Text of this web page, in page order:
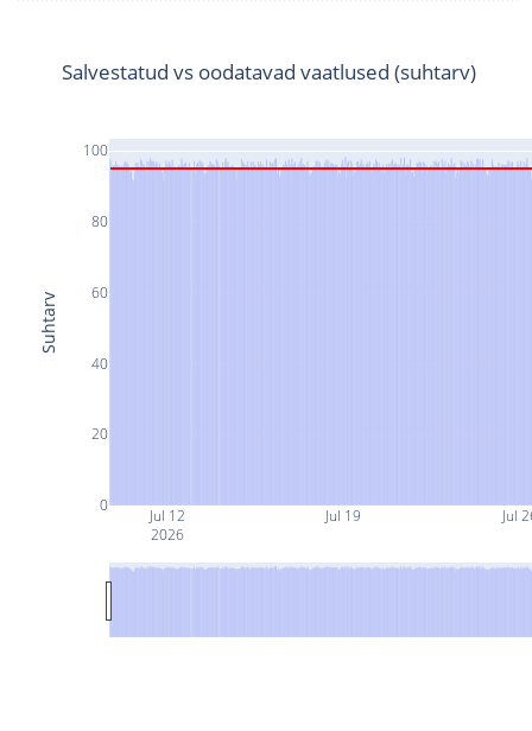
Jul 12
2026
Jul 19 Jul
0
20
40
60
80
100
Salvestatud vs oodatavad vaatlused (suhtarv)
Suhtarv